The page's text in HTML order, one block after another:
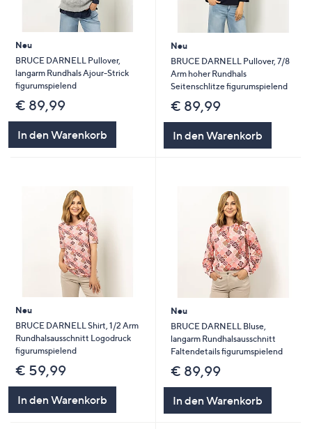
Neu
BRUCE DARNELL Pullover,
langarm Rundhals Ajour-Strick
figurumspielend
€ 89,99
In den Warenkorb
Neu
BRUCE DARNELL Pullover, 7/8
Arm hoher Rundhals
Seitenschlitze figurumspielend
€ 89,99
In den Warenkorb
Neu
BRUCE DARNELL Shirt, 1/2 Arm
Rundhalsausschnitt Logodruck
figurumspielend
€ 59,99
In den Warenkorb
Neu
BRUCE DARNELL Bluse,
langarm Rundhalsausschnitt
Faltendetails figurumspielend
€ 89,99
In den Warenkorb